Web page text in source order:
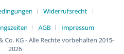
Widerrufsrecht
AGB
Impressum
KG - Alle Rechte vorbehalten 2015-
2026